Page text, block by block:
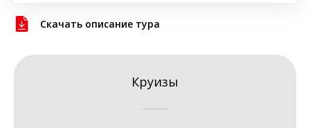
Скачать описание тура
Круизы